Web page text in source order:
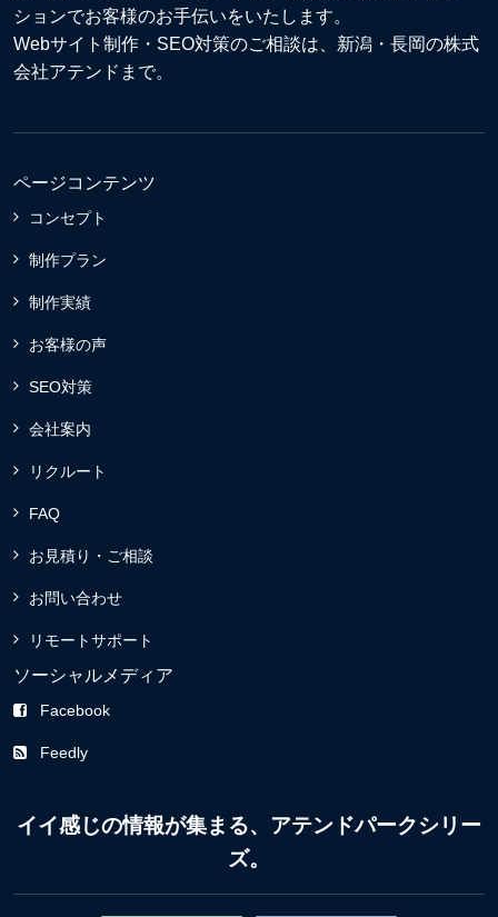
ションでお客様のお手伝いをいたします。
Webサイト制作 ・ SEO対策のご相談は、新潟・長岡の株式
会社アテンドまで。
ページコンテンツ
コンセプト
制作プラン
制作実績
お客様の声
SEO対策
会社案内
リクルート
FAQ
お見積り・ご相談
お問い合わせ
リモートサポート
ソーシャルメディア
Facebook
Feedly
イイ感じの情報が集まる、アテンドパークシリー
ズ。